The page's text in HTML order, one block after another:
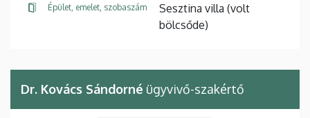
Épület, emelet, szobaszám
Sesztina villa (volt
bölcsőde)
Dr. Kovács Sándorné ügyvivő-szakértő